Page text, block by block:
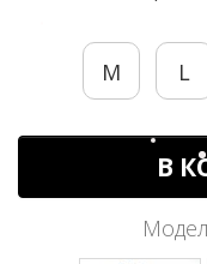
M L
В